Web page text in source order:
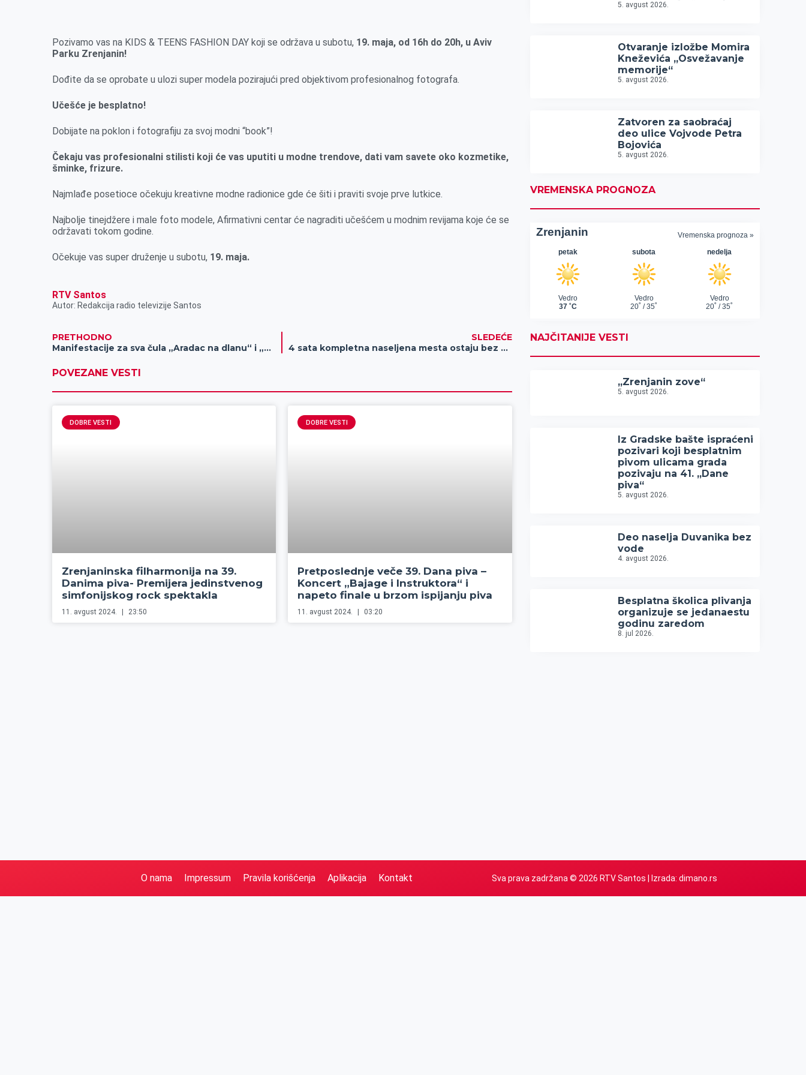
p
l
Pozivamo vas na KIDS & TEENS FASHION DAY koji se održava u subotu, 19. maja, od 16h do 20h, u Aviv
Parku Zrenjanin!
Dođite da se oprobate u ulozi super modela pozirajući pred objektivom profesionalnog fotografa.
Učešće je besplatno!
Dobijate na poklon i fotografiju za svoj modni “book”!
Čekaju vas profesionalni stilisti koji će vas uputiti u modne trendove, dati vam savete oko kozmetike,
šminke, frizure.
Najmlađe posetioce očekuju kreativne modne radionice gde će šiti i praviti svoje prve lutkice.
Najbolje tinejdžere i male foto modele, Afirmativni centar će nagraditi učešćem u modnim revijama koje će se
održavati tokom godine.
Očekuje vas super druženje u subotu, 19. maja.
RTV Santos
Autor: Redakcija radio televizije Santos
PRETHODNO
Manifestacije za sva čula „Aradac na dlanu“ i „Kiflijada“
SLEDEĆE
4 sata kompletna naseljena mesta ostaju bez struje
POVEZANE VESTI
DOBRE VESTI
Zrenjaninska filharmonija na 39.
Danima piva- Premijera jedinstvenog
simfonijskog rock spektakla
11. avgust 2024. 23:50
DOBRE VESTI
Pretposlednje veče 39. Dana piva –
Koncert „Bajage i Instruktora“ i
napeto finale u brzom ispijanju piva
11. avgust 2024. 03:20
5. avgust 2026.
Otvaranje izložbe Momira
Kneževića „Osvežavanje
memorije“
5. avgust 2026.
Zatvoren za saobraćaj
deo ulice Vojvode Petra
Bojovića
5. avgust 2026.
VREMENSKA PROGNOZA
NAJČITANIJE VESTI
„Zrenjanin zove“
5. avgust 2026.
Iz Gradske bašte ispraćeni
pozivari koji besplatnim
pivom ulicama grada
pozivaju na 41. „Dane
piva“
5. avgust 2026.
Deo naselja Duvanika bez
vode
4. avgust 2026.
Besplatna školica plivanja
organizuje se jedanaestu
godinu zaredom
8. jul 2026.
O nama Impressum Pravila korišćenja Aplikacija Kontakt Sva prava zadržana © 2026 RTV Santos | Izrada: dimano.rs